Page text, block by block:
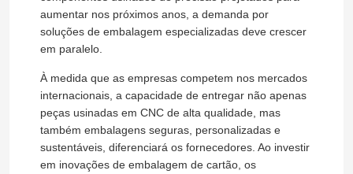
Visita à fábrica
Controle de qualidade
Contacte-nos
aumentar nos próximos anos, a demanda por
soluções de embalagem especializadas deve crescer
em paralelo.
À medida que as empresas competem nos mercados
internacionais, a capacidade de entregar não apenas
peças usinadas em CNC de alta qualidade, mas
também embalagens seguras, personalizadas e
sustentáveis, diferenciará os fornecedores. Ao investir
em inovações de embalagem de cartão, os